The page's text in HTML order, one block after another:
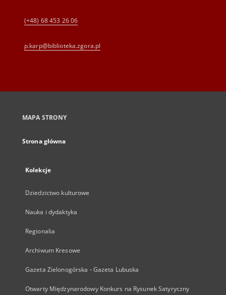
(+48) 68 453 26 06
p.karp@biblioteka.zgora.pl
MAPA STRONY
Strona główna
Kolekcje
Dziedzictwo kulturowe
Nauka i dydaktyka
Regionalia
Archiwum Kresowe
Gazeta Zielonogórska - Gazeta Lubuska
Otwarty Międzynarodowy Konkurs na Rysunek Satyryczny